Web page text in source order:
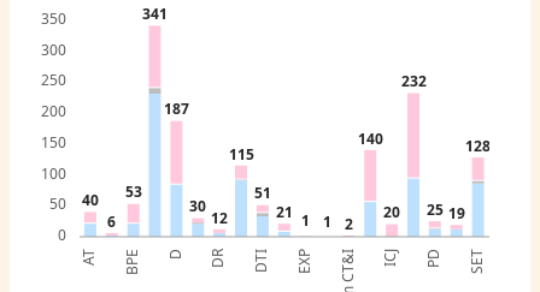
40
6
53
341
187
30
12
115
51
21 1 1 2
140
20
232
25 19
128
0
50
100
150
200
250
300
350
AT BPE D DR DTI EXP ICJ PD SET